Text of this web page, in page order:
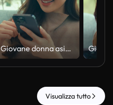
Giovane donna asiatica che sorride e guarda il suo smartphone seduta in un caffè luminoso e accogliente, godendosi un momento di relax. Concetto di stile di vita da caffè.
Visualizza tutto